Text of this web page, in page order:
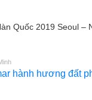
Quốc 2019 Seoul –